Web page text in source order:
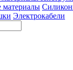
материалы
Электрокабели